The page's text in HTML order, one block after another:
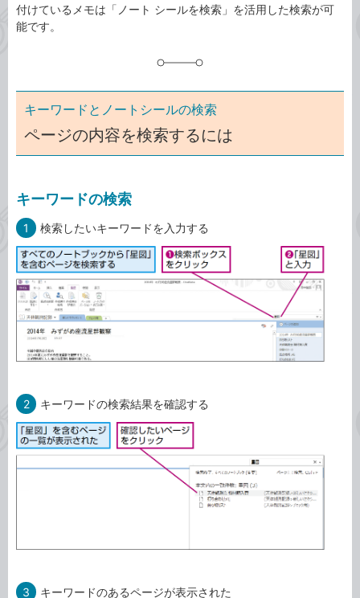
付けているメモは「ノート シールを検索」を活用した検索が可
能です。
キーワードとノートシールの検索
ページの内容を検索するには
キーワードの検索
1 検索したいキーワードを入力する
2 キーワードの検索結果を確認する
3 キーワードのあるページが表示された